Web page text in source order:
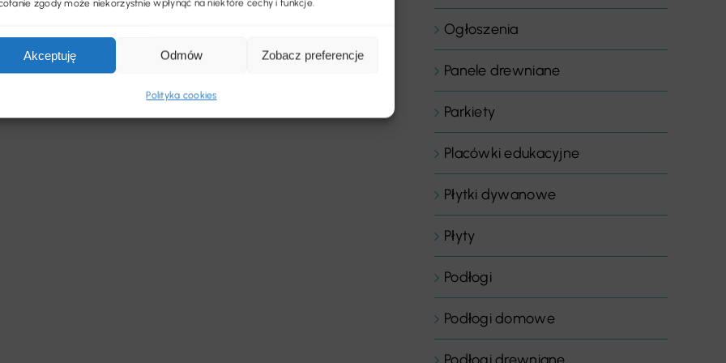
zgody może niekorzystnie wpłynąć na niektóre cechy i funkcje.
Akceptuję Odmów Zobacz preferencje
Polityka cookies
Ogłoszenia
Panele drewniane
Parkiety
Placówki edukacyjne
Płytki dywanowe
Płyty
Podłogi
Podłogi domowe